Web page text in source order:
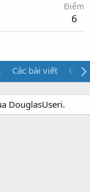
Điểm
6
Các bài viết Giới
DouglasUseri.